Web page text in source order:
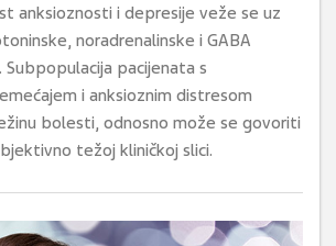
anksioznosti i depresije veže se uz
noradrenalinske i GABA
Subpopulacija pacijenata s
i anksioznim distresom
bolesti, odnosno može se govoriti
težoj kliničkoj slici.